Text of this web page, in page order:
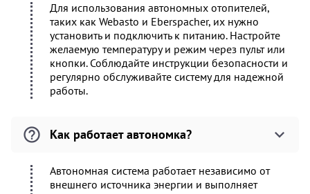
Для использования автономных отопителей,
таких как Webasto и Eberspacher, их нужно
установить и подключить к питанию. Настройте
желаемую температуру и режим через пульт или
кнопки. Соблюдайте инструкции безопасности и
регулярно обслуживайте систему для надежной
работы.
Как работает автономка?
Автономная система работает независимо от
внешнего источника энергии и выполняет